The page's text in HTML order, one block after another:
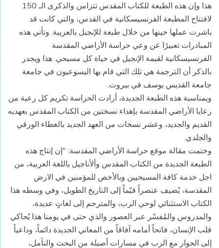
هذا وإن هذه الطبعة للكتاب المقدس تتزامن والذكرى الـ 150
لافتتاح المطبعة الفرنسيسكانية في القدس، والتي كانت قد
باشرت عملها حينها من خلال طبعة للإنجيل بالعربية. وتأتي هذه
المبادرات تعبيرًا عن وعي حراسة الأراضي المقدسة
الفرنسيسكانية لقيمة الإنجيل في حياة كل مسيحي. هذا ويجدر
بالذكر أن الترجمة هي تلك التي قام بها اليسوعيون في جامعة
جامعة القديس يوسف في بيروت.
وبمناسبة هذه الطبعة الجديدة، أرادت الحراسة تكريم كل رعية من
رعايا الأراضي المقدسة بإهداء نسختين من الكتاب المقدس بعهديه
القديم والجديد، وعشر نسخات من العهد الجديد بالغطاء الورقي
والجلدي.
وختمت مقالة موقع حراسة الأراضي المقدسة: "إن إنتاج هذه
الطبعة الجديدة من الكتاب المقدس وألأناجيل باللغة العربية، من
اجل خدمة كافة المسيحيين وبالأخص للمؤمنين في الارض
المقدسة، يُضيف عنصراً قيّماً إلى التاريخ الطويل، وفي وسطه هذا
الكتاب الاستثنائي لوحي الرب، والمترجم إلى لغاتٍ عديدة،
والمدروس والمُفسّر عبر العصور والذي حتى في يومنا هذا يُحاكي
قلب الإنسان، فاتحاً أمامه آفاقاً من المعاني الجديدة دائماً، وداعياً
إلى الحوار مع الرب في مسارات أصيلة من البحث والتأمل،